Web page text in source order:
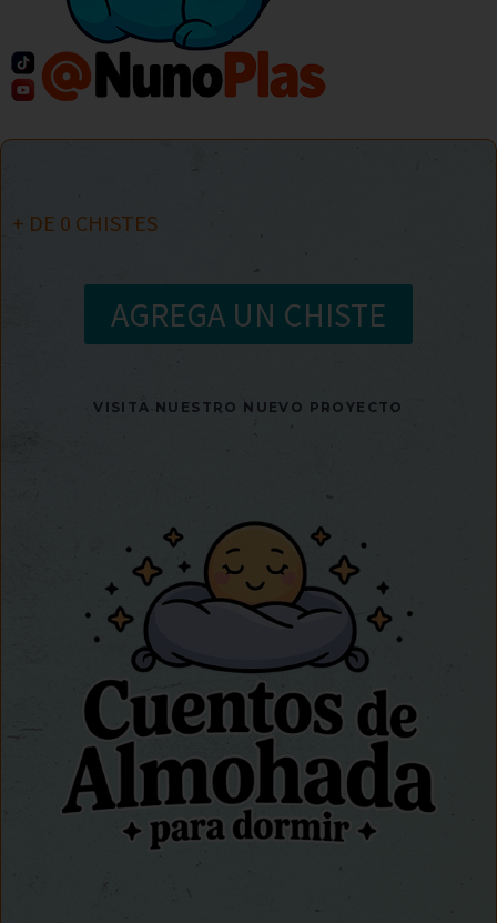
+ DE 0 CHISTES
AGREGA UN CHISTE
VISITA NUESTRO NUEVO PROYECTO